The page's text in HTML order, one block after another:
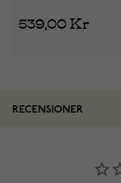
539,00 Kr
RECENSIONER